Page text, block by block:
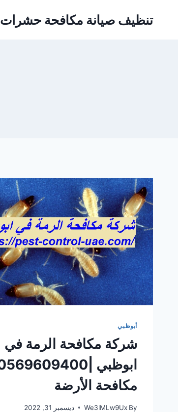
تنظيف صيانة مكافحة حشرات
أبوظبي
شركة مكافحة الرمة في
مكافحة الأرضة
By
We3lMLw9Ux ديسمبر 31, 2022